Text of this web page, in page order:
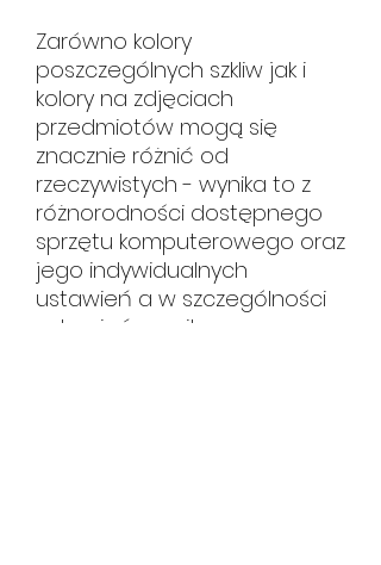
Zarówno kolory
poszczególnych szkliw jak i
kolory na zdjęciach
przedmiotów mogą się
znacznie różnić od
rzeczywistych - wynika to z
różnorodności dostępnego
sprzętu komputerowego oraz
jego indywidualnych
ustawień a w szczególności
ustawień monitora.